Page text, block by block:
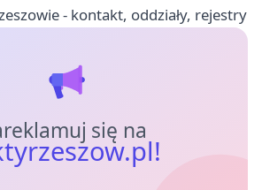
- kontakt, oddziały, rejestry
się na